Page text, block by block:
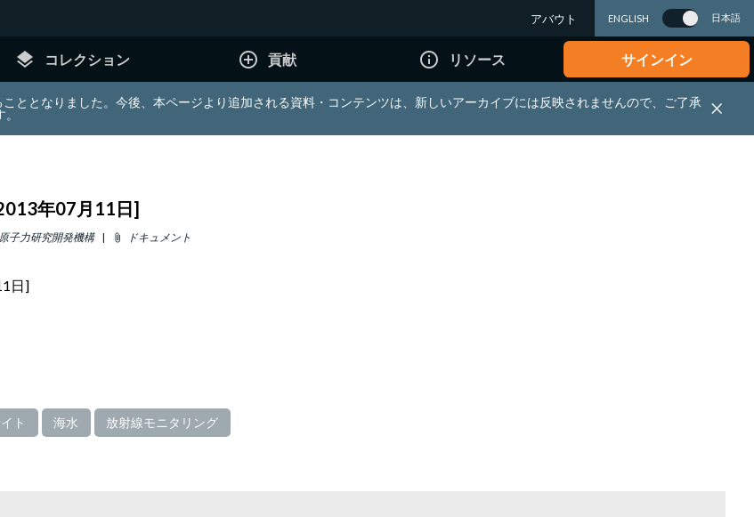
アバウト ENGLISH 日本語
layers コレクション add_circle_outline 貢献 info_outline リソース サインイン
ととなりました。今後、本ページより追加される資料・コンテンツは、新しいアーカイブには反映されませんので、ご了承
年07月11日]
子力研究開発機構 attach_file ドキュメント
日]
ト 海水 放射線モニタリング